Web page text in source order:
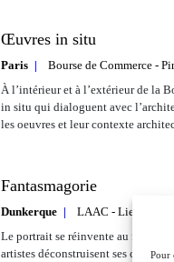
Pour
Œuvres in situ
Paris
Bourse de Commerce -
À l’intérieur et à l’extérieur de la
in situ qui dialoguent avec
les oeuvres et leur contexte
Fantasmagorie
Dunkerque
LAAC - Lieu d’art
Le portrait se réinvente au fil du
artistes déconstruisent ses